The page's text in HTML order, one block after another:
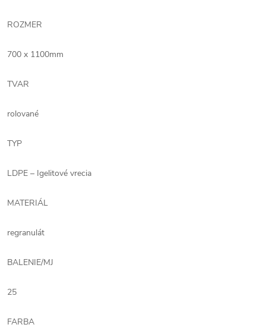
ROZMER
700 x 1100mm
TVAR
rolované
TYP
LDPE – Igelitové vrecia
MATERIÁL
regranulát
BALENIE/MJ
25
FARBA